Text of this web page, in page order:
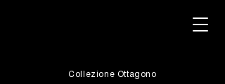
Collezione Ottagono